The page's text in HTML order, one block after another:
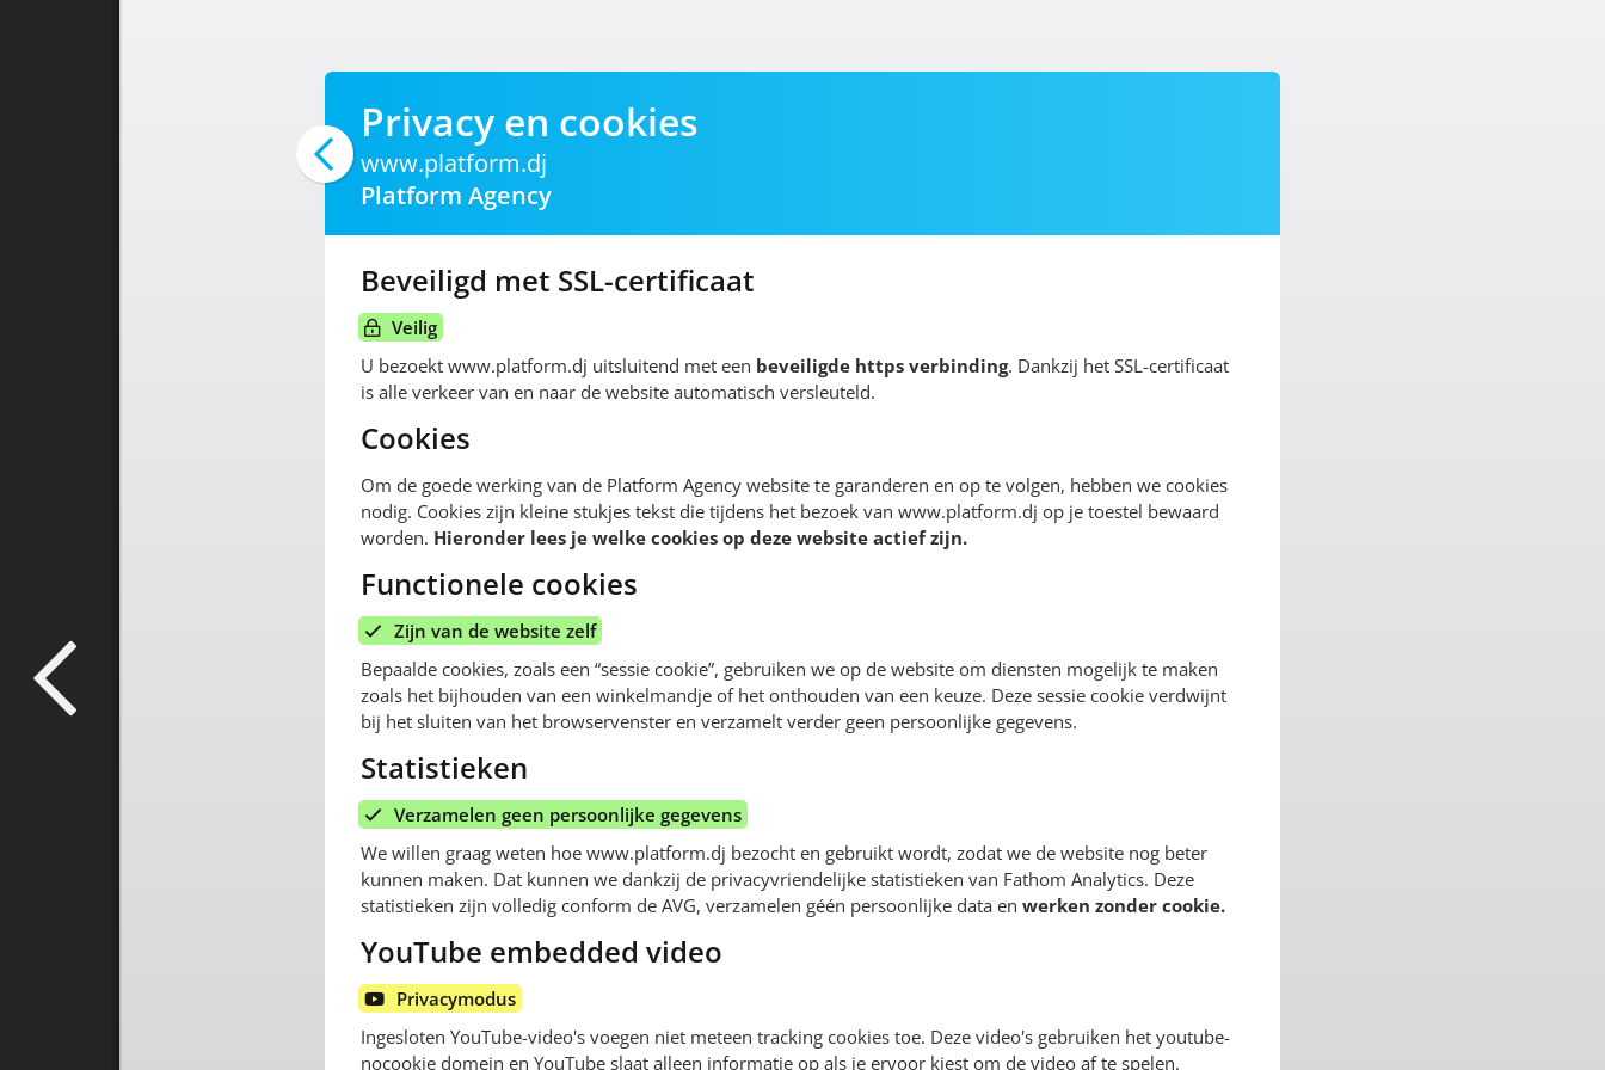
Privacy en cookies
www.platform.dj
Platform Agency
Beveiligd met SSL-certificaat
Veilig
U bezoekt www.platform.dj uitsluitend met een beveiligde https verbinding. Dankzij het SSL-certificaat
is alle verkeer van en naar de website automatisch versleuteld.
Cookies
Om de goede werking van de Platform Agency website te garanderen en op te volgen, hebben we cookies
nodig. Cookies zijn kleine stukjes tekst die tijdens het bezoek van www.platform.dj op je toestel bewaard
worden. Hieronder lees je welke cookies op deze website actief zijn.
Functionele cookies
Zijn van de website zelf
Bepaalde cookies, zoals een “sessie cookie”, gebruiken we op de website om diensten mogelijk te maken
zoals het bijhouden van een winkelmandje of het onthouden van een keuze. Deze sessie cookie verdwijnt
bij het sluiten van het browservenster en verzamelt verder geen persoonlijke gegevens.
Statistieken
Verzamelen geen persoonlijke gegevens
We willen graag weten hoe www.platform.dj bezocht en gebruikt wordt, zodat we de website nog beter
kunnen maken. Dat kunnen we dankzij de privacyvriendelijke statistieken van Fathom Analytics. Deze
statistieken zijn volledig conform de AVG, verzamelen géén persoonlijke data en werken zonder cookie.
YouTube embedded video
Privacymodus
Ingesloten YouTube-video's voegen niet meteen tracking cookies toe. Deze video's gebruiken het youtube-
nocookie domein en YouTube slaat alleen informatie op als je ervoor kiest om de video af te spelen.